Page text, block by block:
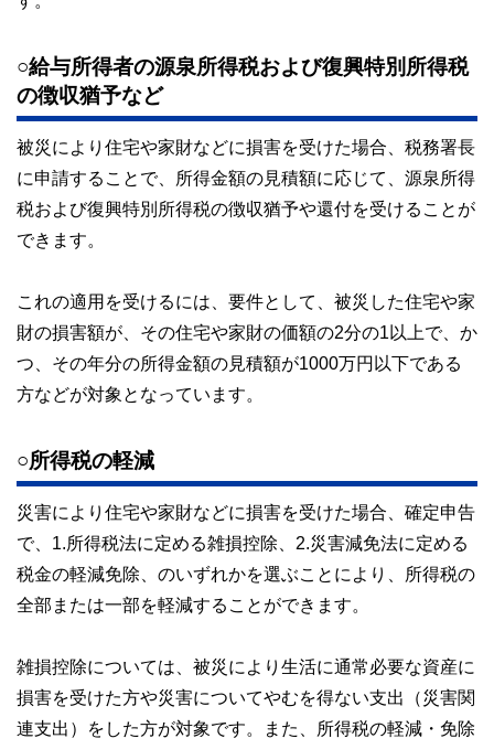
○給与所得者の源泉所得税および復興特別所得税
の徴収猶予など
被災により住宅や家財などに損害を受けた場合、税務署長
に申請することで、所得金額の見積額に応じて、源泉所得
税および復興特別所得税の徴収猶予や還付を受けることが
できます。
これの適用を受けるには、要件として、被災した住宅や家
財の損害額が、その住宅や家財の価額の2分の1以上で、か
つ、その年分の所得金額の見積額が1000万円以下である
方などが対象となっています。
○所得税の軽減
災害により住宅や家財などに損害を受けた場合、確定申告
で、1.所得税法に定める雑損控除、2.災害減免法に定める
税金の軽減免除、のいずれかを選ぶことにより、所得税の
全部または一部を軽減することができます。
雑損控除については、被災により生活に通常必要な資産に
損害を受けた方や災害についてやむを得ない支出（災害関
連支出）をした方が対象です。また、所得税の軽減・免除